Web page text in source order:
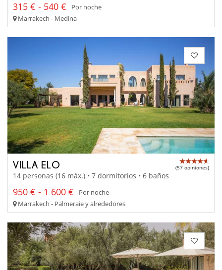
315 € - 540 €
Por noche
Marrakech - Medina
VILLA ELO (57 opiniones)
14 personas (16 máx.) • 7 dormitorios • 6 baños
950 € - 1 600 €
Por noche
Marrakech - Palmeraie y alrededores